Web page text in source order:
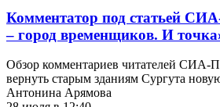
​Комментатор под статьей
– город временщиков. И
Обзор комментариев читателей
вернуть старым зданиям Сургута
Антонина Арямова